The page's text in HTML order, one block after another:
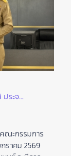
ระจ...
ณะกรรมการ
ราคม 2569